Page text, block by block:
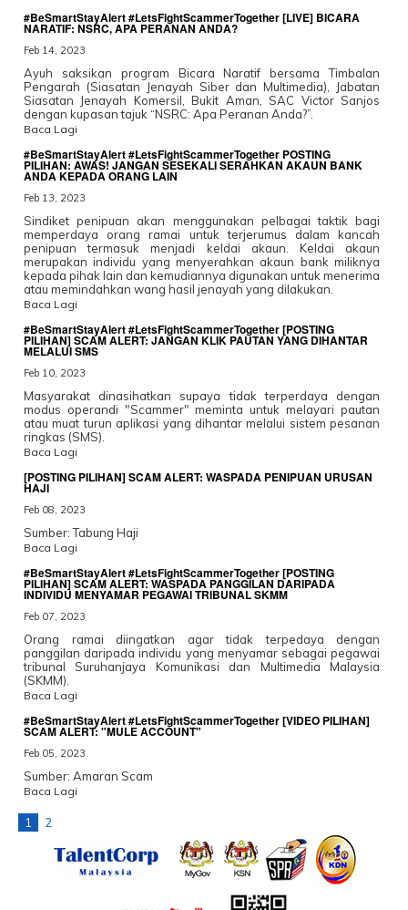
#BeSmartStayAlert #LetsFightScammerTogether [LIVE] BICARA
NARATIF: NSRC, APA PERANAN ANDA?
Feb 14, 2023
Ayuh saksikan program Bicara Naratif bersama Timbalan
Pengarah (Siasatan Jenayah Siber dan Multimedia), Jabatan
Siasatan Jenayah Komersil, Bukit Aman, SAC Victor Sanjos
dengan kupasan tajuk “NSRC: Apa Peranan Anda?”.
Baca Lagi
#BeSmartStayAlert #LetsFightScammerTogether POSTING
PILIHAN: AWAS! JANGAN SESEKALI SERAHKAN AKAUN BANK
ANDA KEPADA ORANG LAIN
Feb 13, 2023
Sindiket penipuan akan menggunakan pelbagai taktik bagi
memperdaya orang ramai untuk terjerumus dalam kancah
penipuan termasuk menjadi keldai akaun. Keldai akaun
merupakan individu yang menyerahkan akaun bank miliknya
kepada pihak lain dan kemudiannya digunakan untuk menerima
atau memindahkan wang hasil jenayah yang dilakukan.
Baca Lagi
#BeSmartStayAlert #LetsFightScammerTogether [POSTING
PILIHAN] SCAM ALERT: JANGAN KLIK PAUTAN YANG DIHANTAR
MELALUI SMS
Feb 10, 2023
Masyarakat dinasihatkan supaya tidak terperdaya dengan
modus operandi "Scammer" meminta untuk melayari pautan
atau muat turun aplikasi yang dihantar melalui sistem pesanan
ringkas (SMS).
Baca Lagi
[POSTING PILIHAN] SCAM ALERT: WASPADA PENIPUAN URUSAN
HAJI
Feb 08, 2023
Sumber: Tabung Haji
Baca Lagi
#BeSmartStayAlert #LetsFightScammerTogether [POSTING
PILIHAN] SCAM ALERT: WASPADA PANGGILAN DARIPADA
INDIVIDU MENYAMAR PEGAWAI TRIBUNAL SKMM
Feb 07, 2023
Orang ramai diingatkan agar tidak terpedaya dengan
panggilan daripada individu yang menyamar sebagai pegawai
tribunal Suruhanjaya Komunikasi dan Multimedia Malaysia
(SKMM).
Baca Lagi
#BeSmartStayAlert #LetsFightScammerTogether [VIDEO PILIHAN]
SCAM ALERT: "MULE ACCOUNT"
Feb 05, 2023
Sumber: Amaran Scam
Baca Lagi
1 2